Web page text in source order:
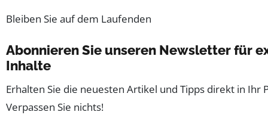
Bleiben Sie auf dem Laufenden
Abonnieren Sie unseren Newsletter für
Inhalte
Erhalten Sie die neuesten Artikel und Tipps direkt in Ihr
Verpassen Sie nichts!